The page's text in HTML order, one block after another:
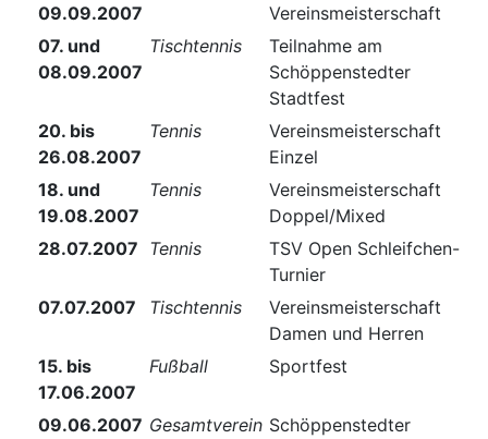
09.09.2007
Vereinsmeisterschaft
07. und
08.09.2007
Tischtennis
Teilnahme am
Schöppenstedter
Stadtfest
20. bis
26.08.2007
Tennis
Vereinsmeisterschaft
Einzel
18. und
19.08.2007
Tennis
Vereinsmeisterschaft
Doppel/Mixed
28.07.2007 Tennis
TSV Open Schleifchen-
Turnier
07.07.2007
Tischtennis
Vereinsmeisterschaft
Damen und Herren
15. bis
17.06.2007
Fußball Sportfest
09.06.2007 Gesamtverein Schöppenstedter